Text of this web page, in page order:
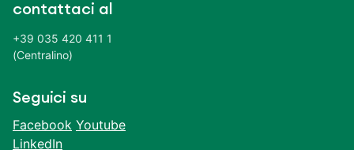
contattaci al
+39 035 420 411 1
(Centralino)
Seguici su
Facebook Youtube
LinkedIn